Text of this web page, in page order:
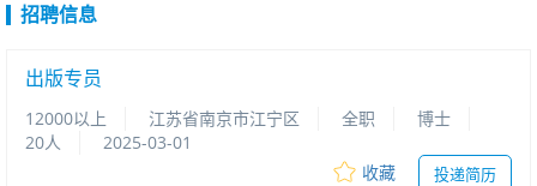
招聘信息
出版专员
12000以上 江苏省南京市江宁区 全职
博士
20人
2025-03-01
收藏
投递简历